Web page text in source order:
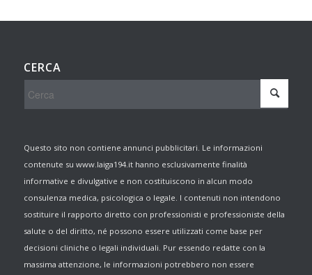
CERCA
Questo sito non contiene annunci pubblicitari. Le informazioni
contenute su www.laiga194.it hanno esclusivamente finalità
informative e divulgative e non costituiscono in alcun modo
consulenza medica, psicologica o legale. I contenuti non intendono
sostituire il rapporto diretto con professionisti e professioniste della
salute o del diritto, né possono essere utilizzati come base per
decisioni cliniche o legali individuali. Pur essendo redatte con la
massima attenzione, le informazioni potrebbero non essere